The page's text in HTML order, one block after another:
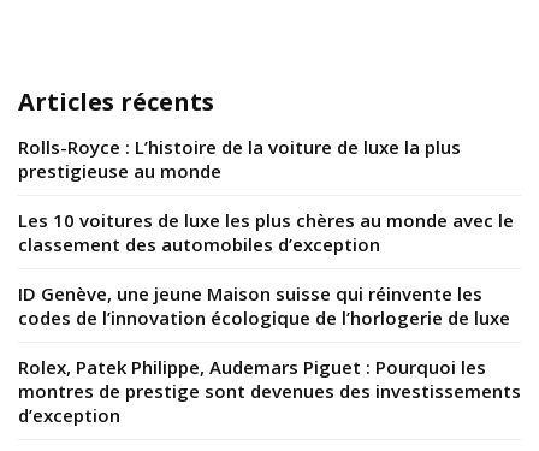
Articles récents
Rolls-Royce : L’histoire de la voiture de luxe la plus
prestigieuse au monde
Les 10 voitures de luxe les plus chères au monde avec le
classement des automobiles d’exception
ID Genève, une jeune Maison suisse qui réinvente les
codes de l’innovation écologique de l’horlogerie de luxe
Rolex, Patek Philippe, Audemars Piguet : Pourquoi les
montres de prestige sont devenues des investissements
d’exception